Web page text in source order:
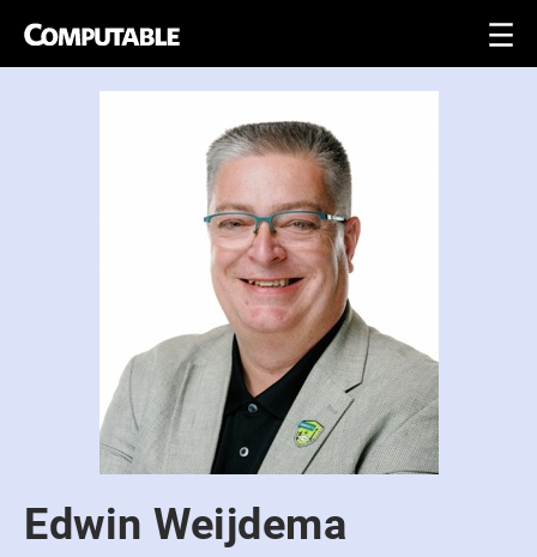
Edwin Weijdema